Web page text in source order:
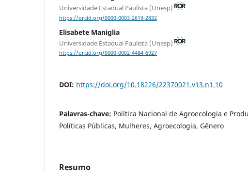
Universidade Estadual Paulista (Unesp)
https://orcid.org/0000-0003-2619-2832
Elisabete Maniglia
Universidade Estadual Paulista (Unesp)
https://orcid.org/0000-0002-4484-6927
DOI: https://doi.org/10.18226/22370021.v13.n1.10
Palavras-chave: Política Nacional de Agroecologia e
Políticas Públicas, Mulheres, Agroecologia, Gênero
Resumo